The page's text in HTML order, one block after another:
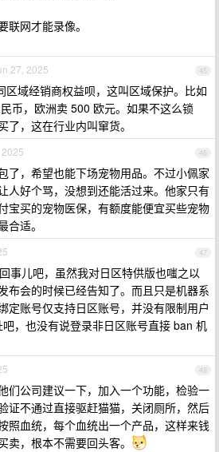
联网才能录像。
45
27, 2025
区域经销商权益呗，这叫区域保护。比如
币，欧洲卖 500 欧元。如果不这么锁
了，这在行业内叫窜货。
46
了，希望也能下场宠物用品。不过小佩家
人好个骂，没想到还能活过来。他家只有
宝买的宠物医保，有额度能便宜买些宠物
合适。
47
事儿吧，虽然我对日区特供版也嗤之以
布会的时候已经告知了。而且只是机器系
定账号仅支持日区账号，并没有限制用户
，也没有说登录非日区账号直接 ban 机
48
们公司建议一下，加入一个功能，检验一
证不通过直接驱赶猫猫，关闭厕所，然后
照血统，每个血统出一个产品，这样来钱
卖，根本不需要回头客。